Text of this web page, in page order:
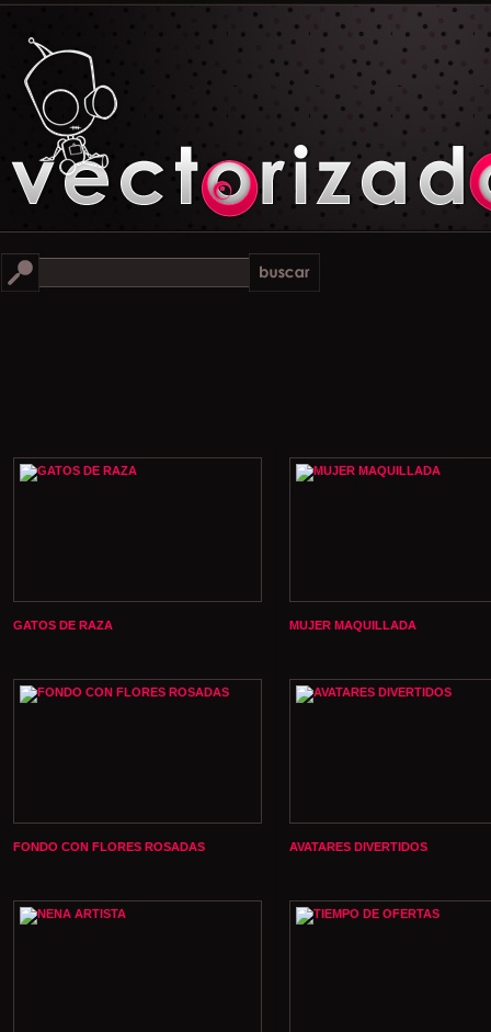
GATOS DE RAZA MUJER MAQUILLADA
FONDO CON FLORES ROSADAS AVATARES DIVERTIDOS